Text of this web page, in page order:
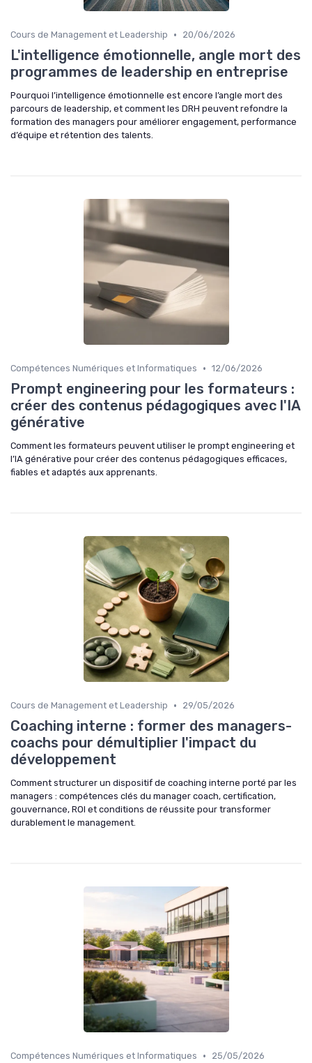
Cours de Management et Leadership • 20/06/2026
L'intelligence émotionnelle, angle mort des
programmes de leadership en entreprise
Pourquoi l’intelligence émotionnelle est encore l’angle mort des
parcours de leadership, et comment les DRH peuvent refondre la
formation des managers pour améliorer engagement, performance
d’équipe et rétention des talents.
Compétences Numériques et Informatiques • 12/06/2026
Prompt engineering pour les formateurs :
créer des contenus pédagogiques avec l'IA
générative
Comment les formateurs peuvent utiliser le prompt engineering et
l’IA générative pour créer des contenus pédagogiques efficaces,
fiables et adaptés aux apprenants.
Cours de Management et Leadership • 29/05/2026
Coaching interne : former des managers-
coachs pour démultiplier l'impact du
développement
Comment structurer un dispositif de coaching interne porté par les
managers : compétences clés du manager coach, certification,
gouvernance, ROI et conditions de réussite pour transformer
durablement le management.
Compétences Numériques et Informatiques • 25/05/2026